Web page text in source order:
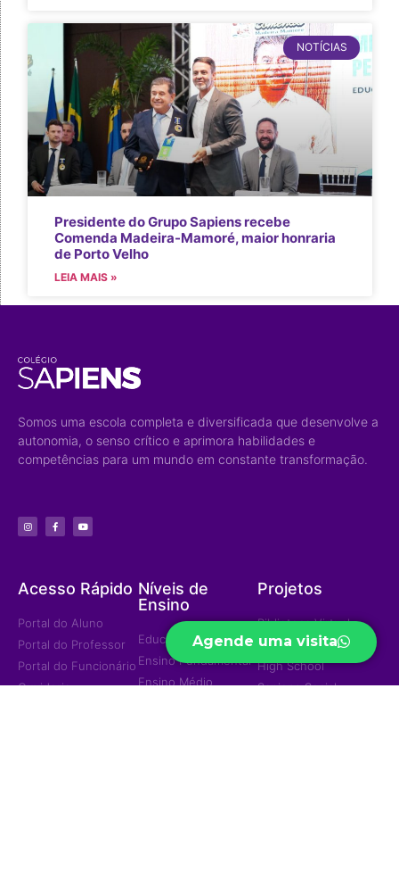
NOTÍCIAS
Presidente do Grupo Sapiens recebe
Comenda Madeira-Mamoré, maior honraria
de Porto Velho
LEIA MAIS »
Agende uma visita
Somos uma escola completa e diversificada que desenvolve a
autonomia, o senso crítico e aprimora habilidades e
competências para um mundo em constante transformação.
Acesso Rápido
Portal do Aluno
Portal do Professor
Portal do Funcionário
Ouvidoria
Níveis de
Ensino
Educação Infantil
Ensino Fundamental
Ensino Médio
Projetos
Biblioteca Virtual
Curso Preparatório
High School
Sapiens Social